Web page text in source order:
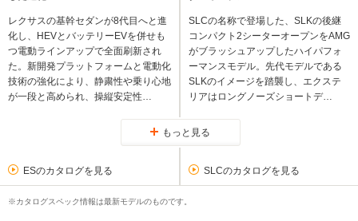
レクサスの基幹セダンが8代目へと進
化し、HEVとバッテリーEVを併せも
つ電動ラインアップで全面刷新され
た。新開発プラットフォームと電動化
技術の強化により、静粛性や乗り心地
が一段と高められ、操縦安定性…
SLCの名称で登場した、SLKの後継
コンパクト2シーターオープンをAMG
がブラッシュアップしたハイパフォ
ーマンスモデル。先代モデルである
SLKのイメージを踏襲し、エクステ
リアはロングノーズショートデ…
もっと見る
ESのカタログを見る SLCのカタログを見る
※カタログスペック情報は最新モデルのものです。